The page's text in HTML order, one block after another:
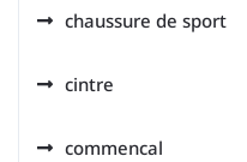
chaussure de sport
cintre
commencal